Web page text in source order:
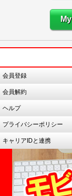
会員登録
会員解約
ヘルプ
プライバシーポリシー
キャリアIDと連携